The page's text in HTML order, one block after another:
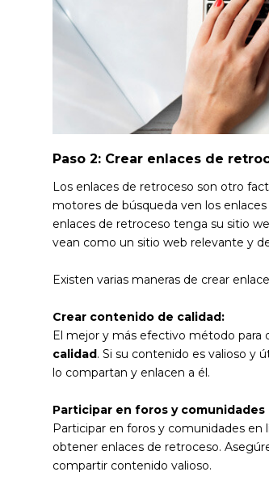
Paso 2: Crear enlaces de
Los enlaces de retroceso son otro
motores de búsqueda ven los
enlaces de retroceso tenga su sitio
vean como un sitio web relevante y
Existen varias maneras de crear
Crear contenido de calidad:
El mejor y más efectivo método para
calidad. Si su contenido es valioso y
lo compartan y enlacen a él.
Participar en foros y comunidades
Participar en foros y comunidades en
obtener enlaces de retroceso.
compartir contenido valioso.